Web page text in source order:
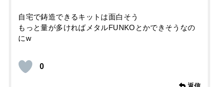
自宅で鋳造できるキットは面白そう
もっと量が多ければメタルFUNKOとかできそうなの
にw
0